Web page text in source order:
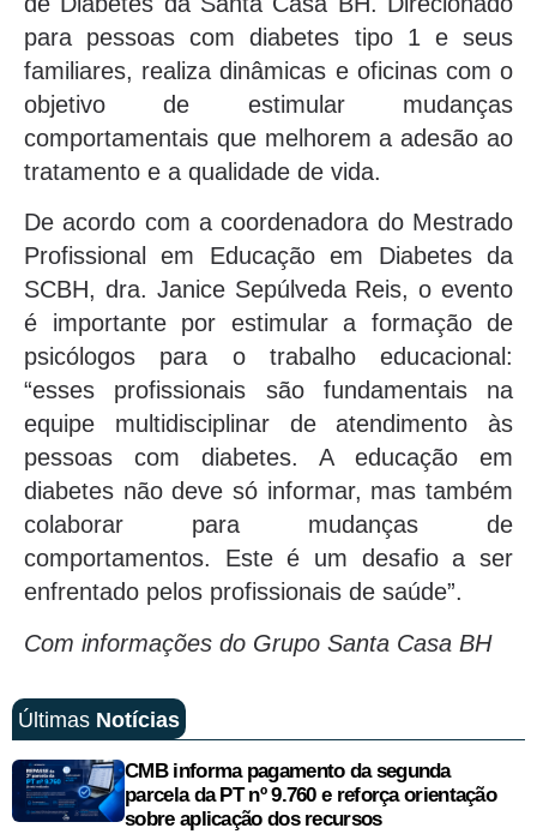
para pessoas com diabetes tipo 1 e seus
familiares, realiza dinâmicas e oficinas com o
objetivo de estimular mudanças
comportamentais que melhorem a adesão ao
tratamento e a qualidade de vida.
De acordo com a coordenadora do Mestrado
Profissional em Educação em Diabetes da
SCBH, dra. Janice Sepúlveda Reis, o evento
é importante por estimular a formação de
psicólogos para o trabalho educacional:
“esses profissionais são fundamentais na
equipe multidisciplinar de atendimento às
pessoas com diabetes. A educação em
diabetes não deve só informar, mas também
colaborar para mudanças de
comportamentos. Este é um desafio a ser
enfrentado pelos profissionais de saúde”.
Com informações do Grupo Santa Casa BH
Últimas Notícias
CMB informa pagamento da segunda
parcela da PT nº 9.760 e reforça orientação
sobre aplicação dos recursos